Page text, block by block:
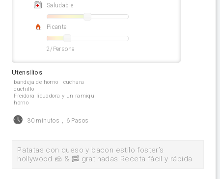
Saludable
Picante
2/Persona
Utensilios
bandeja de horno
cuchara
cuchillo
Freidora licuadora y un ramiqui
horno
30 minutos , 6 Pasos
Patatas con queso y bacon estilo foster’s
hollywood 🧀 & 🥓 gratinadas Receta fácil y rápida